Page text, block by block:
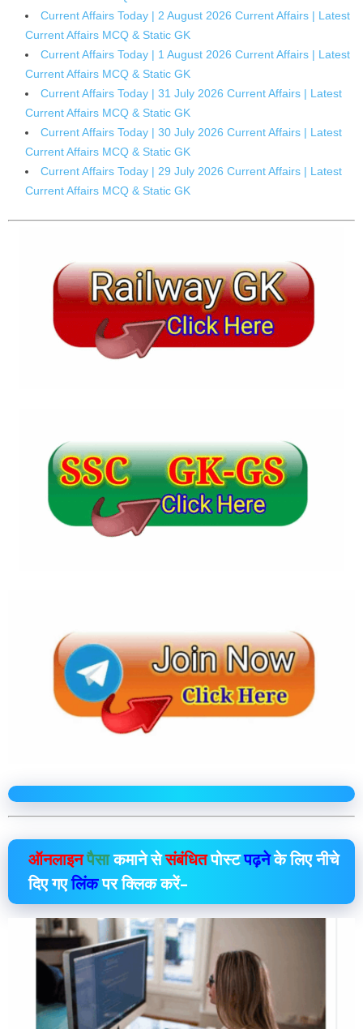
Current Affairs Today | 2 August 2026 Current Affairs | Latest
Current Affairs MCQ & Static GK
Current Affairs Today | 1 August 2026 Current Affairs | Latest
Current Affairs MCQ & Static GK
Current Affairs Today | 31 July 2026 Current Affairs | Latest
Current Affairs MCQ & Static GK
Current Affairs Today | 30 July 2026 Current Affairs | Latest
Current Affairs MCQ & Static GK
Current Affairs Today | 29 July 2026 Current Affairs | Latest
Current Affairs MCQ & Static GK
ऑनलाइनपैसाकमाने सेसंबंधितपोस्टपढ़नेके लिए नीचे
दिए गएलिंकपर क्लिक करें–